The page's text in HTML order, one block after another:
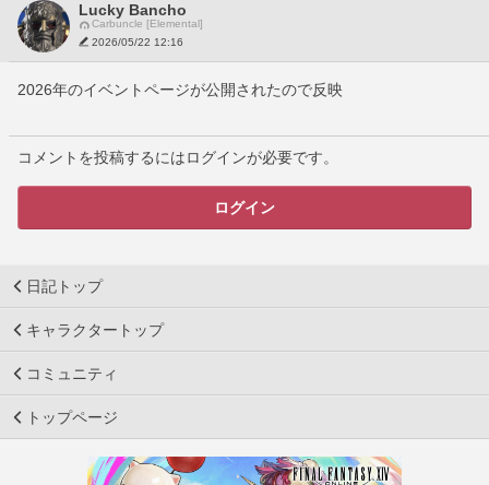
Lucky Bancho
Carbuncle [Elemental]
2026/05/22 12:16
2026年のイベントページが公開されたので反映
コメントを投稿するにはログインが必要です。
ログイン
日記トップ
キャラクタートップ
コミュニティ
トップページ